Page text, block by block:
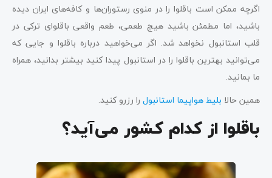
اگرچه ممکن است باقلوا را در منوی رستوران‌ها و کافه‌های ایران دیده
باشید، اما مطمئن باشید هیچ طعمی، طعم واقعی باقلوای ترکی در
قلب استانبول نخواهد شد. اگر می‌خواهید درباره باقلوا و جایی که
می‌توانید بهترین باقلوا را در استانبول پیدا کنید بیشتر بدانید، همراه
ما بمانید.
همین حالا بلیط هواپیما استانبول را رزرو کنید.
باقلوا از کدام کشور می‌آید؟